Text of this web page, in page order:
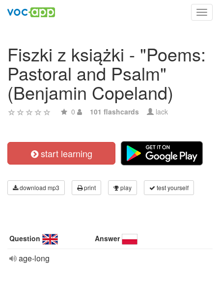
Fiszki z książki - "Poems:
Pastoral and Psalm"
(Benjamin Copeland)
0 101 flashcards lack
start learning
download mp3 print play test yourself
Question Answer
age-long